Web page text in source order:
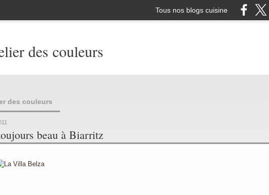
Tous nos blogs cuisine
des couleurs
des couleurs
beau à Biarritz